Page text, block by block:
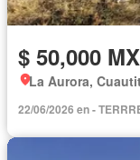
$ 50,000
La Aurora,
22/06/2026 en -